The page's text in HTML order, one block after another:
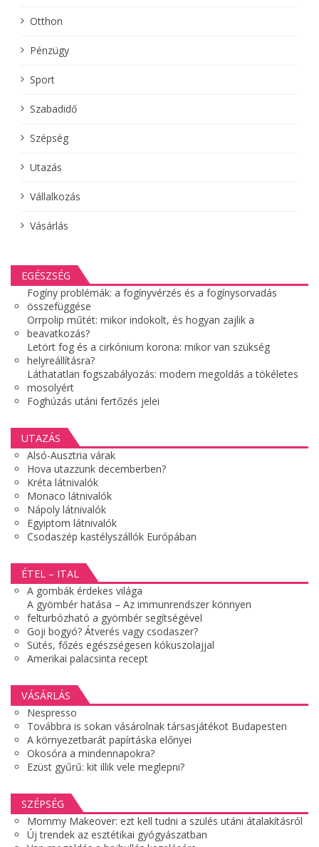
Otthon
Pénzügy
Sport
Szabadidő
Szépség
Utazás
Vállalkozás
Vásárlás
EGÉSZSÉG
Fogíny problémák: a fogínyvérzés és a fogínysorvadás
összefüggése
Orrpolip műtét: mikor indokolt, és hogyan zajlik a
beavatkozás?
Letört fog és a cirkónium korona: mikor van szükség
helyreállításra?
Láthatatlan fogszabályozás: modern megoldás a tökéletes
mosolyért
Foghúzás utáni fertőzés jelei
UTAZÁS
Alsó-Ausztria várak
Hova utazzunk decemberben?
Kréta látnivalók
Monaco látnivalók
Nápoly látnivalók
Egyiptom látnivalók
Csodaszép kastélyszállók Európában
ÉTEL – ITAL
A gombák érdekes világa
A gyömbér hatása – Az immunrendszer könnyen
felturbózható a gyömbér segítségével
Goji bogyó? Átverés vagy csodaszer?
Sütés, főzés egészségesen kókuszolajjal
Amerikai palacsinta recept
VÁSÁRLÁS
Nespresso
Továbbra is sokan vásárolnak társasjátékot Budapesten
A környezetbarát papírtáska előnyei
Okosóra a mindennapokra?
Ezüst gyűrű: kit illik vele meglepni?
SZÉPSÉG
Mommy Makeover: ezt kell tudni a szülés utáni átalakításról
Új trendek az esztétikai gyógyászatban